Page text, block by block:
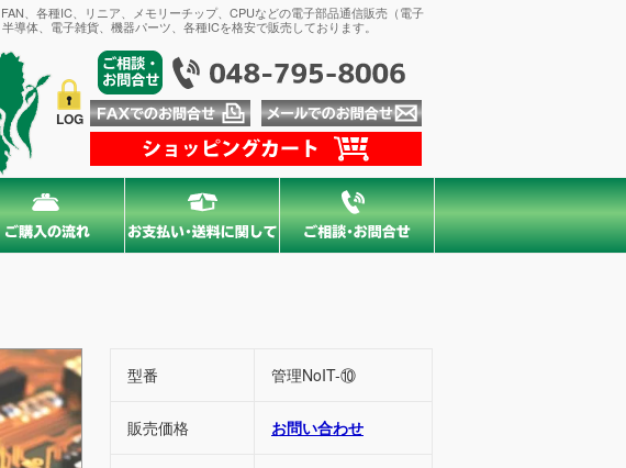
、各種IC、リニア、メモリーチップ、CPUなどの電子部品通信販売（電子
体、電子雑貨、機器パーツ、各種ICを格安で販売しております。
LOG
型番 管理NoIT-⑩
販売価格 お問い合わせ